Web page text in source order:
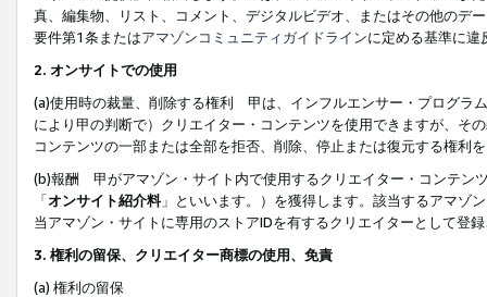
真、編集物、リスト、コメント、デジタルビデオ、またはその他のデ
要件第1条またはアマゾンコミュニティガイドラインに定める基準に違
2. オンサイトでの使用
(a)使用時の裁量、削除する権利 甲は、インフルエンサー・プログラ
により甲の判断で）クリエイター・コンテンツを使用できますが、そ
コンテンツの一部または全部を拒否、削除、停止または復元する権利
(b)報酬 甲がアマゾン・サイト内で使用するクリエイター・コンテン
「オンサイト紹介料」といいます。）を獲得します。該当するアマゾ
当アマゾン・サイトに専用のストアIDを有するクリエイターとして登
3. 権利の留保、クリエイター商標の使用、免責
(a) 権利の留保